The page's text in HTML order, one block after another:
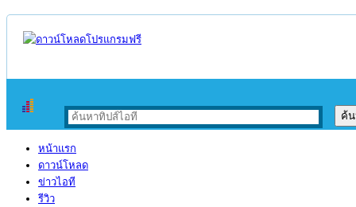
หน้าแรก
ดาวน์โหลด
ข่าวไอที
รีวิว